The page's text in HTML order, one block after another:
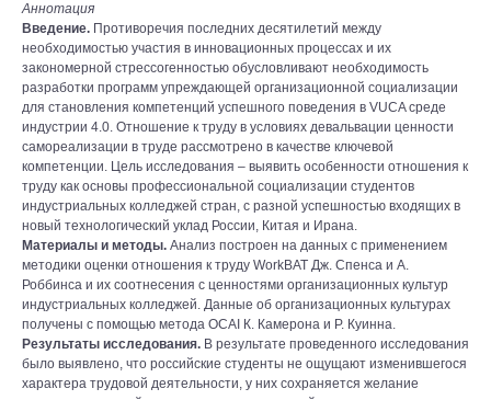
Аннотация
Введение. Противоречия последних десятилетий между
необходимостью участия в инновационных процессах и их
закономерной стрессогенностью обусловливают необходимость
разработки программ упреждающей организационной социализации
для становления компетенций успешного поведения в VUCA среде
индустрии 4.0. Отношение к труду в условиях девальвации ценности
самореализации в труде рассмотрено в качестве ключевой
компетенции. Цель исследования – выявить особенности отношения к
труду как основы профессиональной социализации студентов
индустриальных колледжей стран, с разной успешностью входящих в
новый технологический уклад России, Китая и Ирана.
Материалы и методы. Анализ построен на данных с применением
методики оценки отношения к труду WorkBAT Дж. Спенса и А.
Роббинса и их соотнесения с ценностями организационных культур
индустриальных колледжей. Данные об организационных культурах
получены с помощью метода OCAI К. Камерона и Р. Куинна.
Результаты исследования. В результате проведенного исследования
было выявлено, что российские студенты не ощущают изменившегося
характера трудовой деятельности, у них сохраняется желание